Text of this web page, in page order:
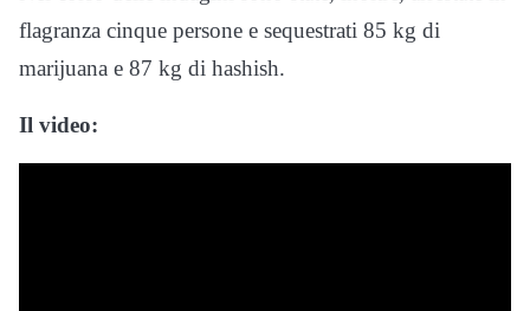
flagranza cinque persone e sequestrati 85 kg di
marijuana e 87 kg di hashish.
Il video: